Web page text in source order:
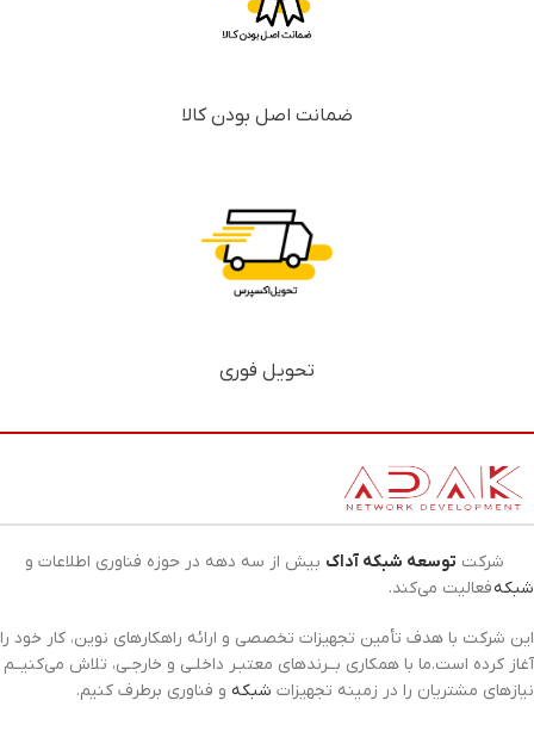
ضمانت اصل بودن کالا
تحویل فوری
شرکت توسعه شبکه آداک بیش از سه دهه در حوزه فناوری اطلاعات و
شبکهفعالیت می‌کند.
این شرکت با هدف تأمین تجهیزات تخصصی و ارائه راهکارهای نوین، کار خود را
آغاز کرده است.ما با همکاری بــرندهای معتبـر داخلـی و خارجـی، تلاش می‌کنیــم
نیازهای مشتریان را در زمینه تجهیزات شبکه و فناوری برطرف کنیم.